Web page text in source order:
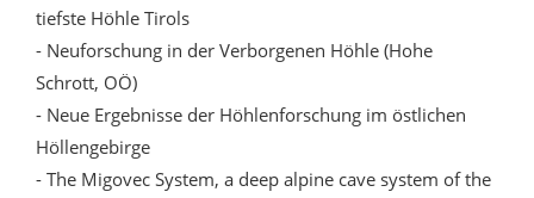
tiefste Höhle Tirols
- Neuforschung in der Verborgenen Höhle (Hohe
Schrott, OÖ)
- Neue Ergebnisse der Höhlenforschung im östlichen
Höllengebirge
- The Migovec System, a deep alpine cave system of the